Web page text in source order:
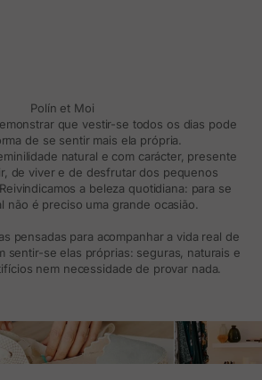
Polín et Moi
que vestir-se todos os dias pode
de se sentir mais ela própria.
natural e com carácter, presente
de viver e de desfrutar dos pequenos
a beleza quotidiana: para se
não é preciso uma grande ocasião.
pensadas para acompanhar a vida real de
sentir-se elas próprias: seguras, naturais e
nem necessidade de provar nada.